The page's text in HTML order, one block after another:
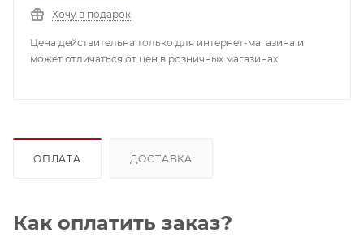
Хочу в подарок
Цена действительна только для интернет-магазина и
может отличаться от цен в розничных магазинах
ОПЛАТА ДОСТАВКА
Как оплатить заказ?